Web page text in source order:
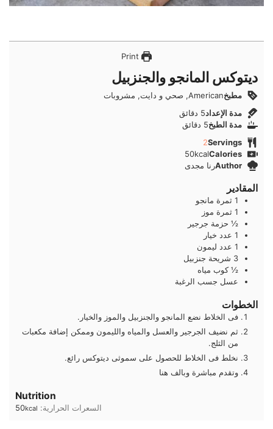
Print
ديتوكس المانجو والجنزبيل
مطبخAmerican, صحي و دايت, مشروبات
مدة الإعداد5 دقائق
دقائق
مدة الطبخ5 دقائق
دقائق
Servings
2
Calories
50kcal
Authorرنا مجدى
المقادير
1 ثمرة مانجو
1 ثمرة موز
½ حزمة جرجير
1 عدد خيار
1 عدد ليمون
3 شريحة جنزبيل
½ كوب مياه
عسل جسب الرغبة
الخطوات
فى الخلاط نضع المانجو والجنزبيل والموز والخيار.
ثم نضيف الجرجير والعسل والمياه والليمون وممكن إضافة مكعبات
من الثلج.
نخلط فى الخلاط للحصول على سموثى ديتوكس رائع.
وتقدم مباشرة وبالف هنا
Nutrition
السعرات الحرارية: 50kcal